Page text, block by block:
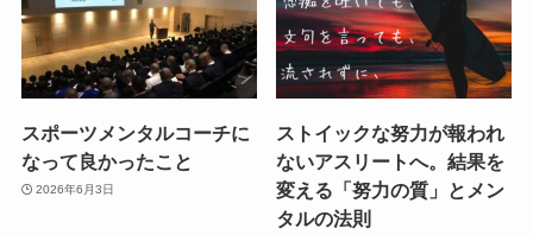
スポーツメンタルコーチに
なって良かったこと
2026年6月3日
ストイックな努力が報われ
ないアスリートへ。結果を
変える「努力の質」とメン
タルの法則